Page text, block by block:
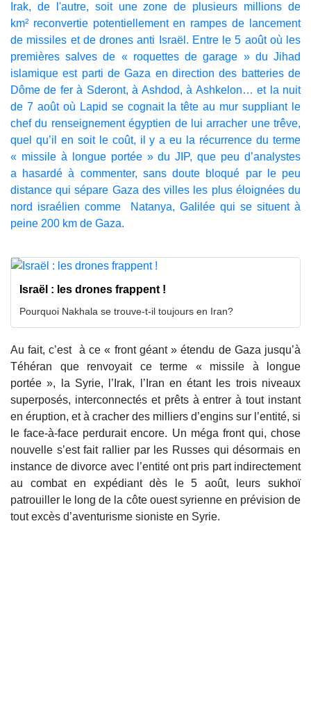
Irak, de l'autre, soit une zone de plusieurs millions de
km² reconvertie potentiellement en rampes de lancement
de missiles et de drones anti Israël. Entre le 5 août où les
premières salves de « roquettes de garage » du Jihad
islamique est parti de Gaza en direction des batteries de
Dôme de fer à Sderont, à Ashdod, à Ashkelon… et la nuit
de 7 août où Lapid se cognait la tête au mur suppliant le
chef du renseignement égyptien de lui arracher une trêve,
quel qu’il en soit le coût, il y a eu la récurrence du terme
« missile à longue portée » du JIP, que peu d’analystes
a hasardé à commenter, sans doute bloqué par le peu
distance qui sépare Gaza des villes les plus éloignées du
nord israélien comme Natanya, Galilée qui se situent à
peine 200 km de Gaza.
Israël : les drones frappent !
Pourquoi Nakhala se trouve-t-il toujours en Iran?
Au fait, c’est à ce « front géant » étendu de Gaza jusqu’à
Téhéran que renvoyait ce terme « missile à longue
portée », la Syrie, l’Irak, l’Iran en étant les trois niveaux
superposés, interconnectés et prêts à entrer à tout instant
en éruption, et à cracher des milliers d’engins sur l’entité, si
le face-à-face perdurait encore. Un méga front qui, chose
nouvelle s’est fait rallier par les Russes qui désormais en
instance de divorce avec l’entité ont pris part indirectement
au combat en expédiant dès le 5 août, leurs sukhoï
patrouiller le long de la côte ouest syrienne en prévision de
tout excès d’aventurisme sioniste en Syrie.